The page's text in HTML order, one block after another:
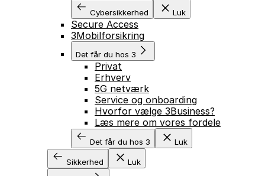
Cybersikkerhed Luk
Secure Access
3Mobilforsikring
Det får du hos 3
Privat
Erhverv
5G netværk
Service og onboarding
Hvorfor vælge 3Business?
Læs mere om vores fordele
Det får du hos 3 Luk
Sikkerhed Luk